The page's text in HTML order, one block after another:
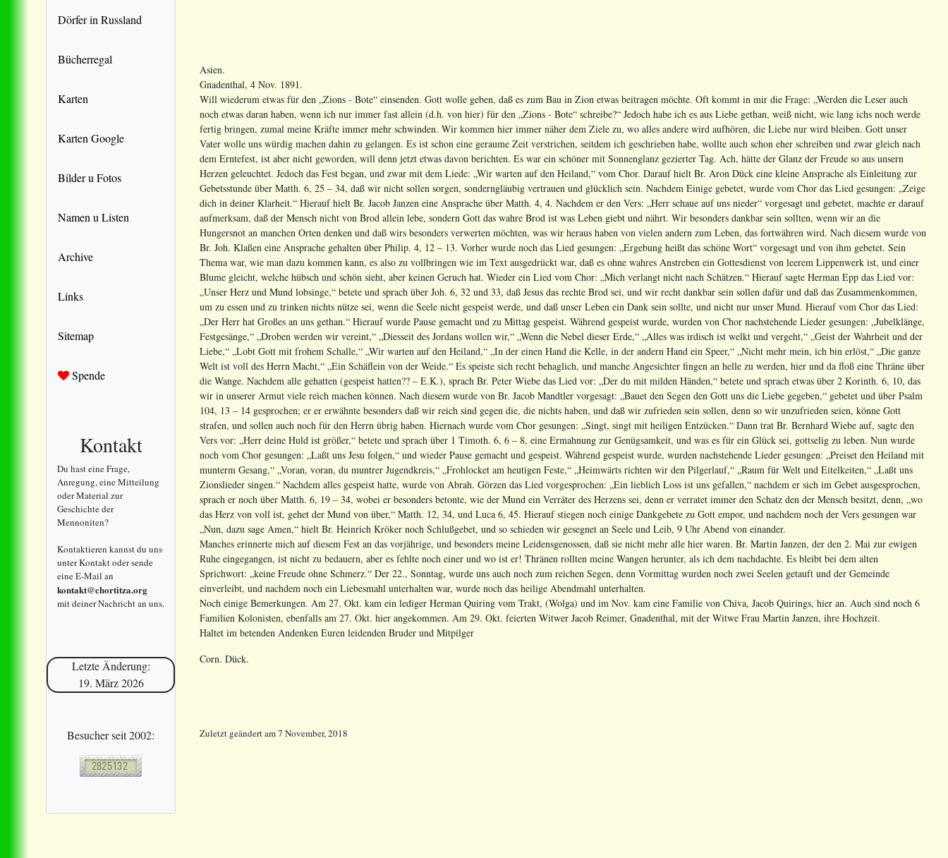
Dörfer in Russland
Bücherregal
Karten
Karten Google
Bilder u Fotos
Namen u Listen
Archive
Links
Sitemap
Spende
Kontakt
Du hast eine Frage,
Anregung, eine Mitteilung
oder Material zur
Geschichte der
Mennoniten?
Kontaktieren kannst du uns
unter Kontakt oder sende
eine E-Mail an
kontakt@chortitza.org
mit deiner Nachricht an uns.
Letzte Änderung:
19. März 2026
Besucher seit 2002:
Asien.
Gnadenthal, 4 Nov. 1891.
Will wiederum etwas für den „Zions - Bote“ einsenden. Gott wolle geben, daß es zum Bau in Zion etwas beitragen möchte. Oft kommt in mir die Frage: „Werden die Leser auch
noch etwas daran haben, wenn ich nur immer fast allein (d.h. von hier) für den „Zions - Bote“ schreibe?“ Jedoch habe ich es aus Liebe gethan, weiß nicht, wie lang ichs noch werde
fertig bringen, zumal meine Kräfte immer mehr schwinden. Wir kommen hier immer näher dem Ziele zu, wo alles andere wird aufhören, die Liebe nur wird bleiben. Gott unser
Vater wolle uns würdig machen dahin zu gelangen. Es ist schon eine geraume Zeit verstrichen, seitdem ich geschrieben habe, wollte auch schon eher schreiben und zwar gleich nach
dem Erntefest, ist aber nicht geworden, will denn jetzt etwas davon berichten. Es war ein schöner mit Sonnenglanz gezierter Tag. Ach, hätte der Glanz der Freude so aus unsern
Herzen geleuchtet. Jedoch das Fest began, und zwar mit dem Liede: „Wir warten auf den Heiland,“ vom Chor. Darauf hielt Br. Aron Dück eine kleine Ansprache als Einleitung zur
Gebetsstunde über Matth. 6, 25 – 34, daß wir nicht sollen sorgen, sonderngläubig vertrauen und glücklich sein. Nachdem Einige gebetet, wurde vom Chor das Lied gesungen: „Zeige
dich in deiner Klarheit.“ Hierauf hielt Br. Jacob Janzen eine Ansprache über Matth. 4, 4. Nachdem er den Vers: „Herr schaue auf uns nieder“ vorgesagt und gebetet, machte er darauf
aufmerksam, daß der Mensch nicht von Brod allein lebe, sondern Gott das wahre Brod ist was Leben giebt und nährt. Wir besonders dankbar sein sollten, wenn wir an die
Hungersnot an manchen Orten denken und daß wirs besonders verwerten möchten, was wir heraus haben von vielen andern zum Leben, das fortwähren wird. Nach diesem wurde von
Br. Joh. Klaßen eine Ansprache gehalten über Philip. 4, 12 – 13. Vorher wurde noch das Lied gesungen: „Ergebung heißt das schöne Wort“ vorgesagt und von ihm gebetet. Sein
Thema war, wie man dazu kommen kann, es also zu vollbringen wie im Text ausgedrückt war, daß es ohne wahres Anstreben ein Gottesdienst von leerem Lippenwerk ist, und einer
Blume gleicht, welche hübsch und schön sieht, aber keinen Geruch hat. Wieder ein Lied vom Chor: „Mich verlangt nicht nach Schätzen.“ Hierauf sagte Herman Epp das Lied vor:
„Unser Herz und Mund lobsinge,“ betete und sprach über Joh. 6, 32 und 33, daß Jesus das rechte Brod sei, und wir recht dankbar sein sollen dafür und daß das Zusammenkommen,
um zu essen und zu trinken nichts nütze sei, wenn die Seele nicht gespeist werde, und daß unser Leben ein Dank sein sollte, und nicht nur unser Mund. Hierauf vom Chor das Lied:
„Der Herr hat Großes an uns gethan.“ Hierauf wurde Pause gemacht und zu Mittag gespeist. Während gespeist wurde, wurden von Chor nachstehende Lieder gesungen: „Jubelklänge,
Festgesänge,“ „Droben werden wir vereint,“ „Diesseit des Jordans wollen wir,“ „Wenn die Nebel dieser Erde,“ „Alles was irdisch ist welkt und vergeht,“ „Geist der Wahrheit und der
Liebe,“ „Lobt Gott mit frohem Schalle,“ „Wir warten auf den Heiland,“ „In der einen Hand die Kelle, in der andern Hand ein Speer,“ „Nicht mehr mein, ich bin erlöst,“ „Die ganze
Welt ist voll des Herrn Macht,“ „Ein Schäflein von der Weide.“ Es speiste sich recht behaglich, und manche Angesichter fingen an helle zu werden, hier und da floß eine Thräne über
die Wange. Nachdem alle gehatten (gespeist hatten?? – E.K.), sprach Br. Peter Wiebe das Lied vor: „Der du mit milden Händen,“ betete und sprach etwas über 2 Korinth. 6, 10, das
wir in unserer Armut viele reich machen können. Nach diesem wurde von Br. Jacob Mandtler vorgesagt: „Bauet den Segen den Gott uns die Liebe gegeben,“ gebetet und über Psalm
104, 13 – 14 gesprochen; er er erwähnte besonders daß wir reich sind gegen die, die nichts haben, und daß wir zufrieden sein sollen, denn so wir unzufrieden seien, könne Gott
strafen, und sollen auch noch für den Herrn übrig haben. Hiernach wurde vom Chor gesungen: „Singt, singt mit heiligen Entzücken.“ Dann trat Br. Bernhard Wiebe auf, sagte den
Vers vor: „Herr deine Huld ist größer,“ betete und sprach über 1 Timoth. 6, 6 – 8, eine Ermahnung zur Genügsamkeit, und was es für ein Glück sei, gottselig zu leben. Nun wurde
noch vom Chor gesungen: „Laßt uns Jesu folgen,“ und wieder Pause gemacht und gespeist. Während gespeist wurde, wurden nachstehende Lieder gesungen: „Preiset den Heiland mit
munterm Gesang,“ „Voran, voran, du muntrer Jugendkreis,“ „Frohlocket am heutigen Feste,“ „Heimwärts richten wir den Pilgerlauf,“ „Raum für Welt und Eitelkeiten,“ „Laßt uns
Zionslieder singen.“ Nachdem alles gespeist hatte, wurde von Abrah. Görzen das Lied vorgesprochen: „Ein lieblich Loss ist uns gefallen,“ nachdem er sich im Gebet ausgesprochen,
sprach er noch über Matth. 6, 19 – 34, wobei er besonders betonte, wie der Mund ein Verräter des Herzens sei, denn er verratet immer den Schatz den der Mensch besitzt, denn, „wo
das Herz von voll ist, gehet der Mund von über,“ Matth. 12, 34, und Luca 6, 45. Hierauf stiegen noch einige Dankgebete zu Gott empor, und nachdem noch der Vers gesungen war
„Nun, dazu sage Amen,“ hielt Br. Heinrich Kröker noch Schlußgebet, und so schieden wir gesegnet an Seele und Leib, 9 Uhr Abend von einander.
Manches erinnerte mich auf diesem Fest an das vorjährige, und besonders meine Leidensgenossen, daß sie nicht mehr alle hier waren. Br. Martin Janzen, der den 2. Mai zur ewigen
Ruhe eingegangen, ist nicht zu bedauern, aber es fehlte noch einer und wo ist er! Thränen rollten meine Wangen herunter, als ich dem nachdachte. Es bleibt bei dem alten
Sprichwort: „keine Freude ohne Schmerz.“ Der 22., Sonntag, wurde uns auch noch zum reichen Segen, denn Vormittag wurden noch zwei Seelen getauft und der Gemeinde
einverleibt, und nachdem noch ein Liebesmahl unterhalten war, wurde noch das heilige Abendmahl unterhalten.
Noch einige Bemerkungen. Am 27. Okt. kam ein lediger Herman Quiring vom Trakt, (Wolga) und im Nov. kam eine Familie von Chiva, Jacob Quirings, hier an. Auch sind noch 6
Familien Kolonisten, ebenfalls am 27. Okt. hier angekommen. Am 29. Okt. feierten Witwer Jacob Reimer, Gnadenthal, mit der Witwe Frau Martin Janzen, ihre Hochzeit.
Haltet im betenden Andenken Euren leidenden Bruder und Mitpilger
Corn. Dück.
Zuletzt geändertam7 November, 2018